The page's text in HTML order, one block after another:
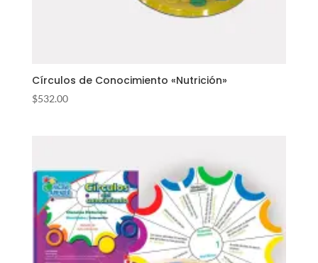
Círculos de Conocimiento «Nutrición»
$532.00